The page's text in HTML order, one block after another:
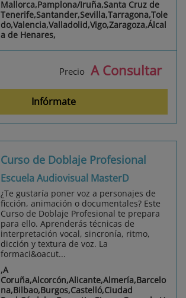
Mallorca,Pamplona/Iruña,Santa Cruz de
Tenerife,Santander,Sevilla,Tarragona,Tole
do,Valencia,Valladolid,Vigo,Zaragoza,Álcal
a de Henares,
Precio A Consultar
Infórmate
Curso de Doblaje Profesional
Escuela Audiovisual MasterD
¿Te gustaría poner voz a personajes de
ficción, animación o documentales? Este
Curso de Doblaje Profesional te prepara
para ello. Aprenderás técnicas de
interpretación vocal, sincronía, ritmo,
dicción y textura de voz. La
formaci&oacut...
,A
Coruña,Alcorcón,Alicante,Almería,Barcelo
na,Bilbao,Burgos,Castelló,Ciudad